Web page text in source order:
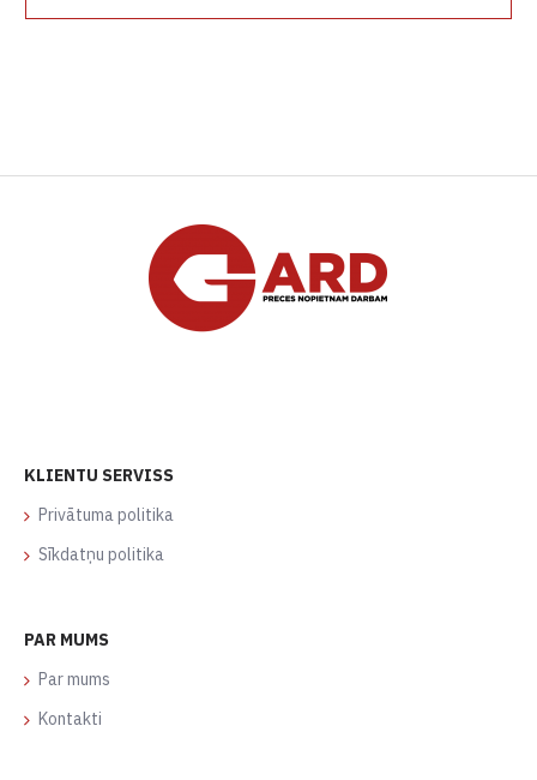
KLIENTU SERVISS
Privātuma politika
Sīkdatņu politika
PAR MUMS
Par mums
Kontakti